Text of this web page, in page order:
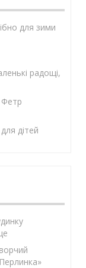
для зими
радощі,
Фетр
дітей